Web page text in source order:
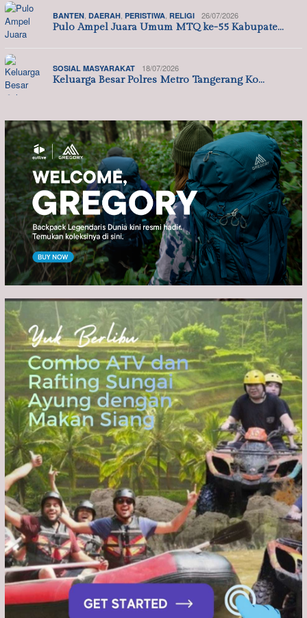
BANTEN DAERAH PERISTIWA RELIGI 26/07/2026
Pulo Ampel Juara Umum MTQ ke-55 Kabupate…
SOSIAL MASYARAKAT 18/07/2026
Keluarga Besar Polres Metro Tangerang Ko…